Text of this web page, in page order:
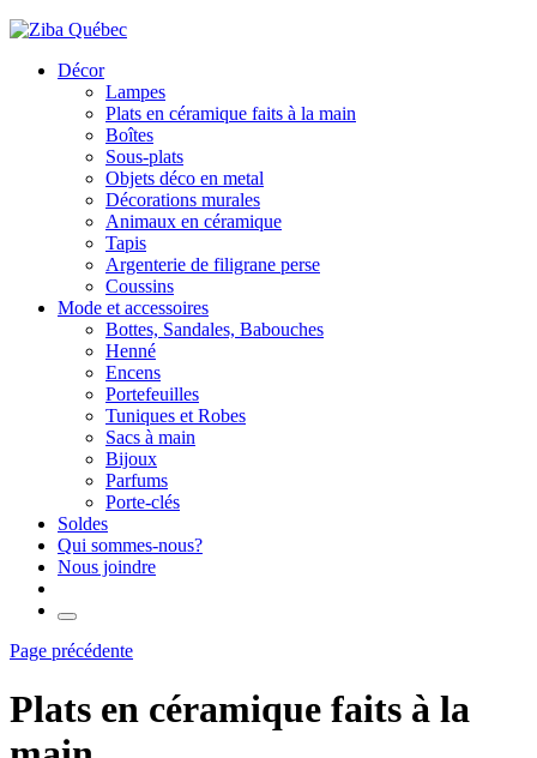
Décor
Lampes
Plats en céramique faits à la main
Boîtes
Sous-plats
Objets déco en metal
Décorations murales
Animaux en céramique
Tapis
Argenterie de filigrane perse
Coussins
Mode et accessoires
Bottes, Sandales, Babouches
Henné
Encens
Portefeuilles
Tuniques et Robes
Sacs à main
Bijoux
Parfums
Porte-clés
Soldes
Qui sommes-nous?
Nous joindre
Page précédente
Plats en céramique faits à la